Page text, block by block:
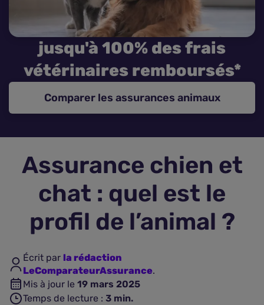
Assurance Habitation
Assurance de prêt
Prévoyance
Assurance Animaux
jusqu'à 100% des frais
vétérinaires remboursés*
Comparer les assurances animaux
Assurance chien et
chat : quel est le
profil de l’animal ?
Écrit par la rédaction
LeComparateurAssurance.
Mis à jour le 19 mars 2025
Temps de lecture : 3 min.